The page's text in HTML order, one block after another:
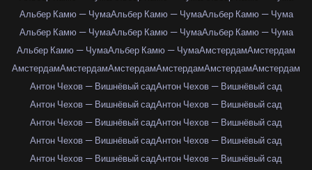
Альбер Камю — ЧумаАльбер Камю — ЧумаАльбер Камю — Чума
Альбер Камю — ЧумаАльбер Камю — ЧумаАльбер Камю — Чума
Альбер Камю — ЧумаАльбер Камю — ЧумаАмстердамАмстердам
АмстердамАмстердамАмстердамАмстердамАмстердамАмстердам
Антон Чехов — Вишнёвый садАнтон Чехов — Вишнёвый сад
Антон Чехов — Вишнёвый садАнтон Чехов — Вишнёвый сад
Антон Чехов — Вишнёвый садАнтон Чехов — Вишнёвый сад
Антон Чехов — Вишнёвый садАнтон Чехов — Вишнёвый сад
Антон Чехов — Вишнёвый садАнтон Чехов — Вишнёвый сад